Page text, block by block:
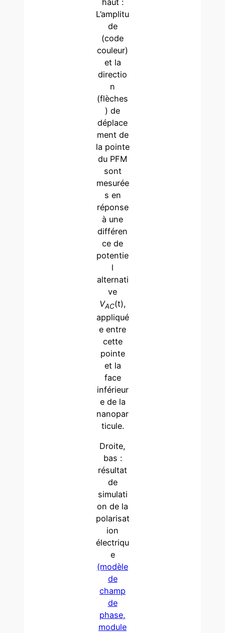
L’amplitu
de
(code
couleur)
et la
directio
n
(flèches
) de
déplace
ment de
la pointe
du PFM
sont
mesurée
s en
réponse
à une
différen
ce de
potentie
l
alternati
ve
VAC(t),
appliqué
e entre
cette
pointe
et la
face
inférieur
e de la
nanopar
ticule.
Droite,
bas :
résultat
de
simulati
on de la
polarisat
ion
électriqu
e
(modèle
de
champ
de
phase,
module